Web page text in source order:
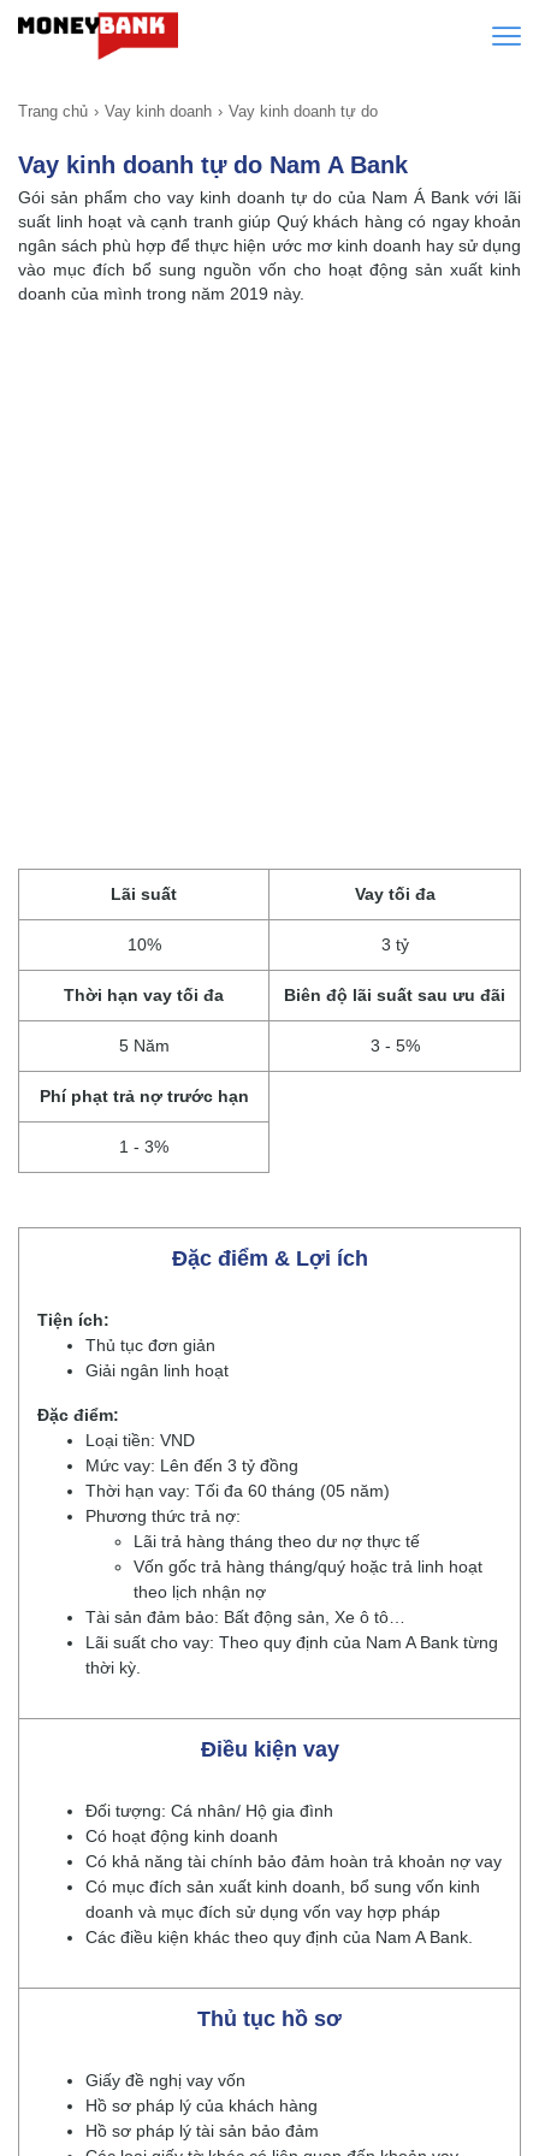
Trang chủ Vay kinh doanh Vay kinh doanh tự do
Vay kinh doanh tự do Nam A Bank
Gói sản phẩm cho vay kinh doanh tự do của Nam Á Bank với lãi
suất linh hoạt và cạnh tranh giúp Quý khách hàng có ngay khoản
ngân sách phù hợp để thực hiện ước mơ kinh doanh hay sử dụng
vào mục đích bổ sung nguồn vốn cho hoạt động sản xuất kinh
doanh của mình trong năm 2019 này.
Lãi suất
10%
Vay tối đa
3 tỷ
Thời hạn vay tối đa
5 Năm
Biên độ lãi suất sau ưu đãi
3 - 5%
Phí phạt trả nợ trước hạn
1 - 3%
Đặc điểm & Lợi ích
Tiện ích:
Thủ tục đơn giản
Giải ngân linh hoạt
Đặc điểm:
Loại tiền: VND
Mức vay: Lên đến 3 tỷ đồng
Thời hạn vay: Tối đa 60 tháng (05 năm)
Phương thức trả nợ:
Lãi trả hàng tháng theo dư nợ thực tế
Vốn gốc trả hàng tháng/quý hoặc trả linh hoạt
theo lịch nhận nợ
Tài sản đảm bảo: Bất động sản, Xe ô tô…
Lãi suất cho vay: Theo quy định của Nam A Bank từng
thời kỳ.
Điều kiện vay
Đối tượng: Cá nhân/ Hộ gia đình
Có hoạt động kinh doanh
Có khả năng tài chính bảo đảm hoàn trả khoản nợ vay
Có mục đích sản xuất kinh doanh, bổ sung vốn kinh
doanh và mục đích sử dụng vốn vay hợp pháp
Các điều kiện khác theo quy định của Nam A Bank.
Thủ tục hồ sơ
Giấy đề nghị vay vốn
Hồ sơ pháp lý của khách hàng
Hồ sơ pháp lý tài sản bảo đảm